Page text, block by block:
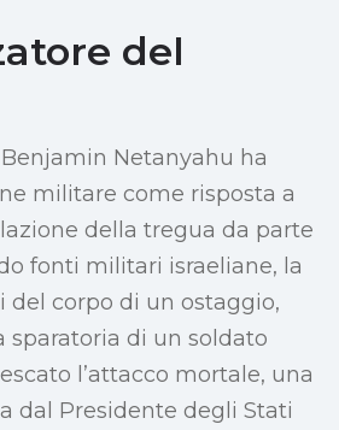
del
Netanyahu ha
militare come risposta a
della tregua da parte
fonti militari israeliane, la
del corpo di un ostaggio,
sparatoria di un soldato
l’attacco mortale, una
dal Presidente degli Stati